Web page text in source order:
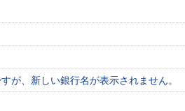
が、新しい銀行名が表示されません。